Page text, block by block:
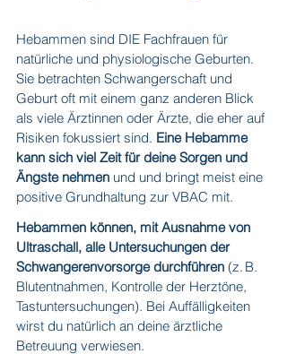
Hebammen sind DIE Fachfrauen für
natürliche und physiologische Geburten.
Sie betrachten Schwangerschaft und
Geburt oft mit einem ganz anderen Blick
als viele Ärztinnen oder Ärzte, die eher auf
Risiken fokussiert sind. Eine Hebamme
kann sich viel Zeit für deine Sorgen und
Ängste nehmen und und bringt meist eine
positive Grundhaltung zur VBAC mit.
Hebammen können, mit Ausnahme von
Ultraschall, alle Untersuchungen der
Schwangerenvorsorge durchführen (z. B.
Blutentnahmen, Kontrolle der Herztöne,
Tastuntersuchungen). Bei Auffälligkeiten
wirst du natürlich an deine ärztliche
Betreuung verwiesen.